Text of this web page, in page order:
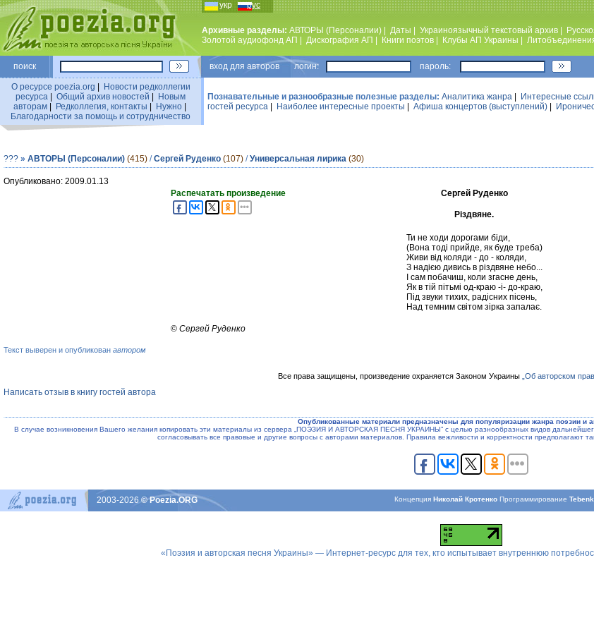
укр рус
Архивные разделы: АВТОРЫ (Персоналии) Даты Украиноязычный текстовый архив
Золотой аудиофонд АП
Дискография АП Книги поэтов Клубы АП Украины
поиск вход для авторов логин: пароль:
О ресурсе poezia.org
Новости редколлегии
ресурса
Общий архив новостей
Новым
авторам| Редколлегия, контакты Нужно|
Благодарности за помощь и сотрудничество
Познавательные и разнообразные полезные разделы: Аналитика жанра Интересные
гостей ресурса
Наиболее интересные проекты Афиша концертов (выступлений)
??? » АВТОРЫ (Персоналии) (415) /Сергей Руденко (107) /Универсальная лирика (30)
Опубликовано: 2009.01.13
Распечатать произведение
Сергей Руденко
Різдвяне.
Ти не ходи дорогами біди,
(Вона тоді прийде, як буде треба)
Живи від коляди - до - коляди,
З надією дивись в різдвяне небо...
І сам побачиш, коли згасне день,
Як в тій пітьмі од-краю -і- до-краю,
Під звуки тихих, радісних пісень,
Над темним світом зірка запалає.
© Сергей Руденко
Текст выверен и опубликован автором
Все права защищены, произведение охраняется Законом Украины „Об авторском
Написать отзыв в книгу гостей автора
Опубликованные материали предназначены для популяризации жанра поэзии и
В случае возникновения Вашего желания копировать эти материалы из сервера „ПОЭЗИЯ И АВТОРСКАЯ ПЕСНЯ УКРАИНЫ” с целью разнообразных видов
согласовывать все правовые и другие вопросы с авторами материалов. Правила вежливости и корректности предполагают
КонцепцияНиколай Кротенко Программирование
2003-2026© Poezia.ORG
«Поэзия и авторская песня Украины» — Интернет-ресурс для тех, кто испытывает внутреннюю